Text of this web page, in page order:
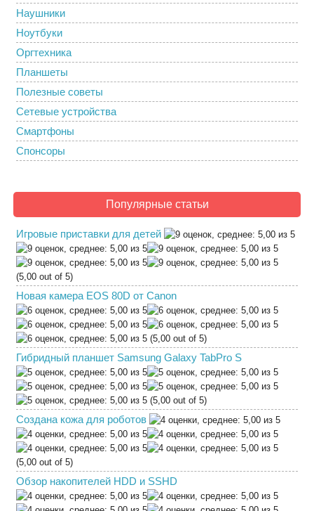
Наушники
Ноутбуки
Оргтехника
Планшеты
Полезные советы
Сетевые устройства
Смартфоны
Спонсоры
Популярные статьи
Игровые приставки для детей
(5,00 out of 5)
Новая камера EOS 80D от Canon
(5,00 out of 5)
Гибридный планшет Samsung Galaxy TabPro S
(5,00 out of 5)
Создана кожа для роботов
(5,00 out of 5)
Обзор накопителей HDD и SSHD